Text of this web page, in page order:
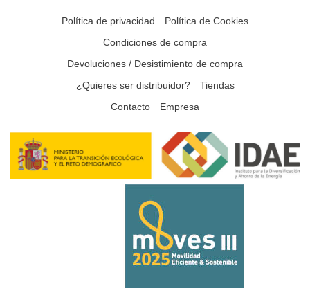
Política de privacidad
Política de Cookies
Condiciones de compra
Devoluciones / Desistimiento de compra
¿Quieres ser distribuidor?
Tiendas
Contacto
Empresa